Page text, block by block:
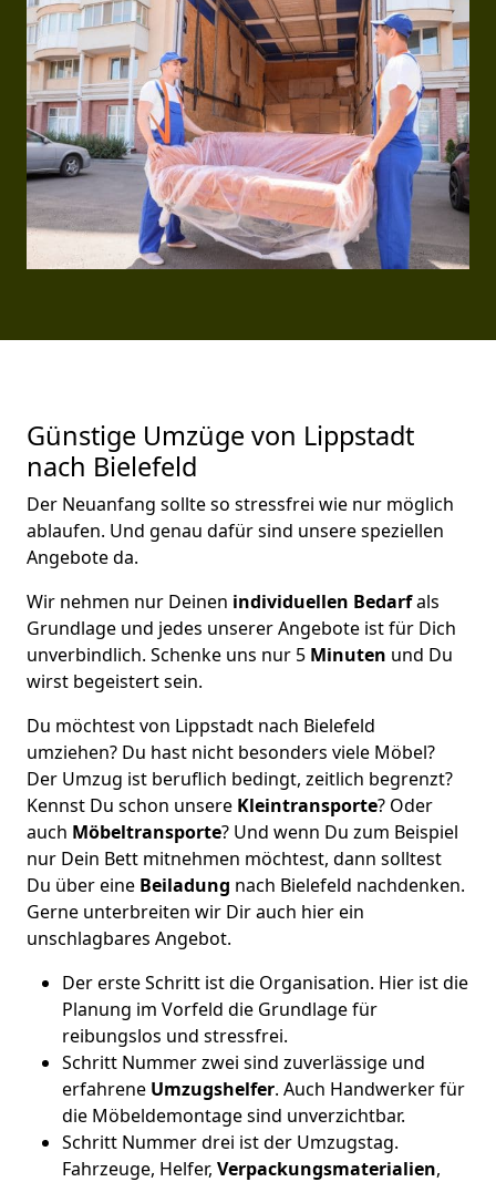
Günstige Umzüge von Lippstadt
nach Bielefeld
Der Neuanfang sollte so stressfrei wie nur möglich
ablaufen. Und genau dafür sind unsere speziellen
Angebote da.
Wir nehmen nur Deinen individuellen Bedarfals
Grundlage und jedes unserer Angebote ist für Dich
unverbindlich. Schenke uns nur 5 Minuten und Du
wirst begeistert sein.
Du möchtest von Lippstadt nach Bielefeld
umziehen? Du hast nicht besonders viele Möbel?
Der Umzug ist beruflich bedingt, zeitlich begrenzt?
Kennst Du schon unsere Kleintransporte? Oder
auch Möbeltransporte? Und wenn Du zum Beispiel
nur Dein Bett mitnehmen möchtest, dann solltest
Du über eine Beiladung nach Bielefeld nachdenken.
Gerne unterbreiten wir Dir auch hier ein
unschlagbares Angebot.
Der erste Schritt ist die Organisation. Hier ist die
Planung im Vorfeld die Grundlage für
reibungslos und stressfrei.
Schritt Nummer zwei sind zuverlässige und
erfahrene Umzugshelfer. Auch Handwerker für
die Möbeldemontage sind unverzichtbar.
Schritt Nummer drei ist der Umzugstag.
Fahrzeuge, Helfer, Verpackungsmaterialien,